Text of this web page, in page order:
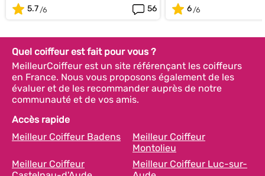
5.7
56
6
Quel coiffeur est fait pour vous ?
MeilleurCoiffeur est un site référençant les coiffeurs
en France. Nous vous proposons également de les
évaluer et de les recommander auprès de notre
communauté et de vos amis.
Accès rapide
Meilleur Coiffeur Badens
Meilleur Coiffeur
Montolieu
Meilleur Coiffeur
Meilleur Coiffeur Luc-sur-